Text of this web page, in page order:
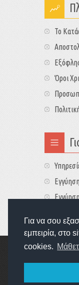
Για να σου
εμπειρία, στο
cookies.
Το
Όροι
Οι